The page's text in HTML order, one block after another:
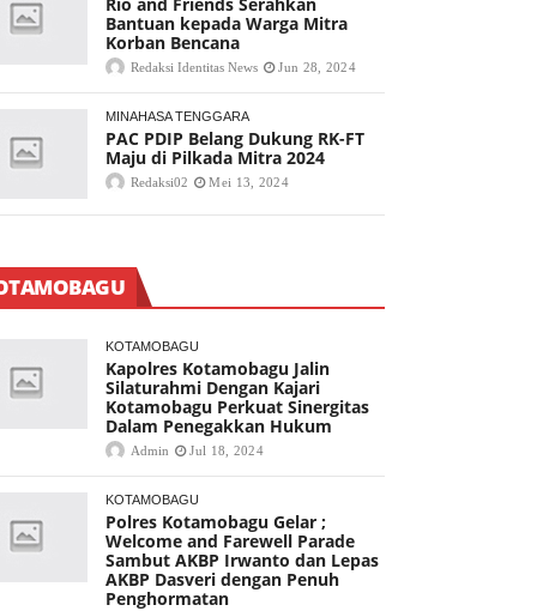
Bantuan kepada Warga Mitra
Korban Bencana
Redaksi Identitas News Jun 28, 2024
MINAHASA TENGGARA
PAC PDIP Belang Dukung RK-FT
Maju di Pilkada Mitra 2024
Redaksi02 Mei 13, 2024
KOTAMOBAGU
Kapolres Kotamobagu Jalin
Silaturahmi Dengan Kajari
Kotamobagu Perkuat Sinergitas
Dalam Penegakkan Hukum
Admin Jul 18, 2024
KOTAMOBAGU
Polres Kotamobagu Gelar ;
Welcome and Farewell Parade
Sambut AKBP Irwanto dan Lepas
AKBP Dasveri dengan Penuh
Penghormatan